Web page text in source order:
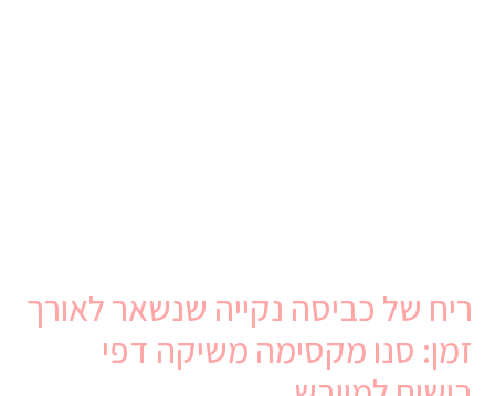
ריח של כביסה נקייה שנשאר לאורך
זמן: סנו מקסימה משיקה דפי